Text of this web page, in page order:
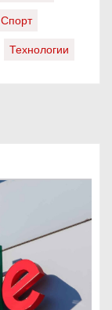
Спорт
Технологии